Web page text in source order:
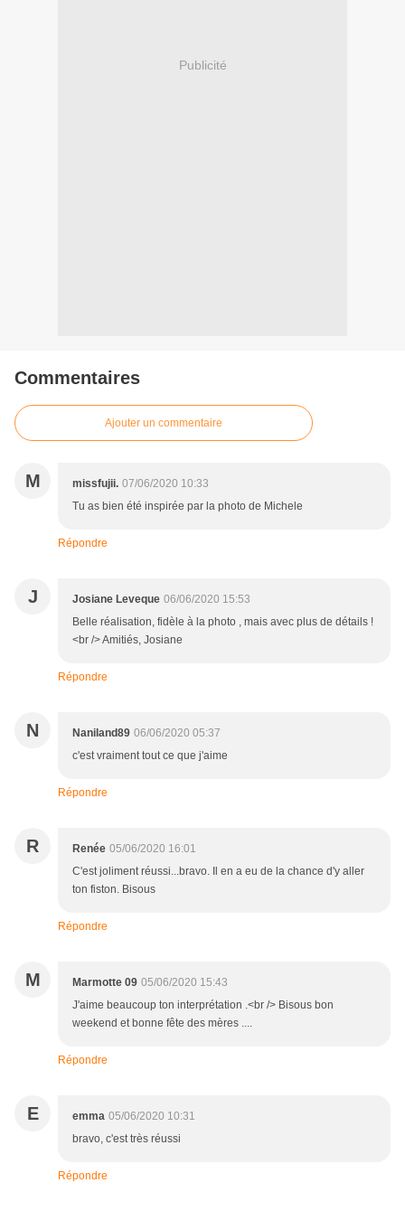
Publicité
Commentaires
Ajouter un commentaire
M missfujii. 07/06/2020 10:33
Tu as bien été inspirée par la photo de Michele
Répondre
J Josiane Leveque 06/06/2020 15:53
Belle réalisation, fidèle à la photo , mais avec plus de détails !
<br /> Amitiés, Josiane
Répondre
N Naniland89 06/06/2020 05:37
c'est vraiment tout ce que j'aime
Répondre
R Renée 05/06/2020 16:01
C'est joliment réussi...bravo. Il en a eu de la chance d'y aller
ton fiston. Bisous
Répondre
M Marmotte 09 05/06/2020 15:43
J'aime beaucoup ton interprétation .<br /> Bisous bon
weekend et bonne fête des mères ....
Répondre
E emma 05/06/2020 10:31
bravo, c'est très réussi
Répondre